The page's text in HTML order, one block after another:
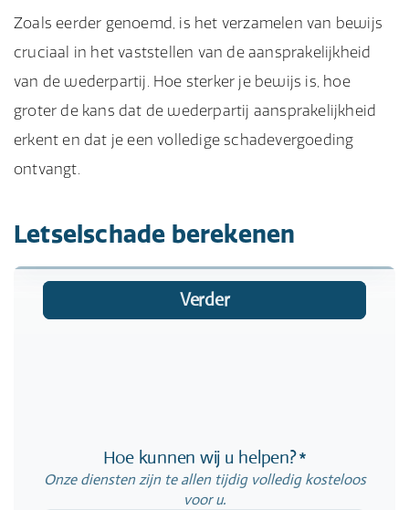
Zoals eerder genoemd, is het verzamelen van bewijs
cruciaal in het vaststellen van de aansprakelijkheid
van de wederpartij. Hoe sterker je bewijs is, hoe
groter de kans dat de wederpartij aansprakelijkheid
erkent en dat je een volledige schadevergoeding
ontvangt.
Letselschade berekenen